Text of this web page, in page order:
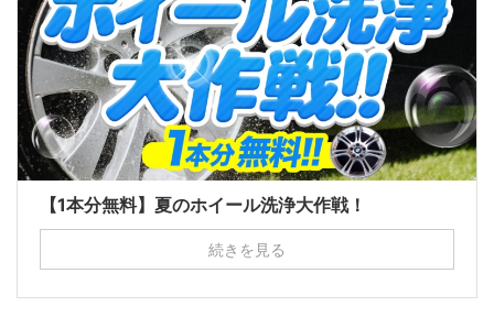
【1本分無料】夏のホイール洗浄大作戦！
続きを見る